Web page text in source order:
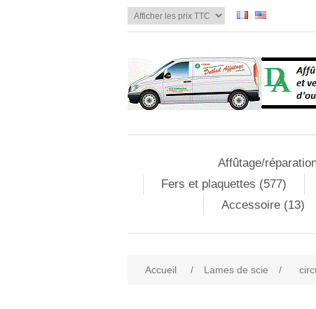
Affûtage/
Fers et plaquettes (577)
Accessoire (13)
Accueil / Lames de scie /